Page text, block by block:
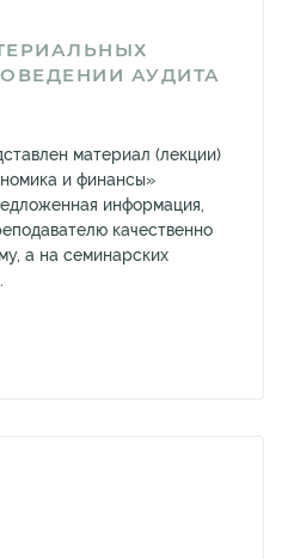
АУДИТА
материал (лекции)
и финансы»
информация,
качественно
а на семинарских